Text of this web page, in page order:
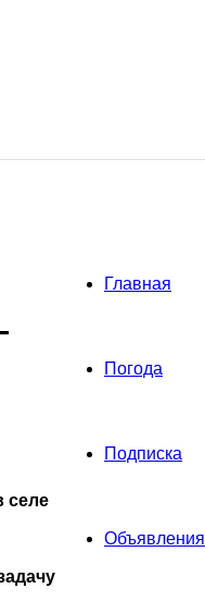
Главная
Погода
Подписка
Объявления
селе